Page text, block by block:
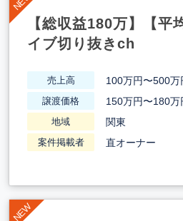
【総収益180万】【平
イブ切り抜きch
売上高 100万円〜500万
譲渡価格 150万円〜180万
地域 関東
案件掲載者 直オーナー